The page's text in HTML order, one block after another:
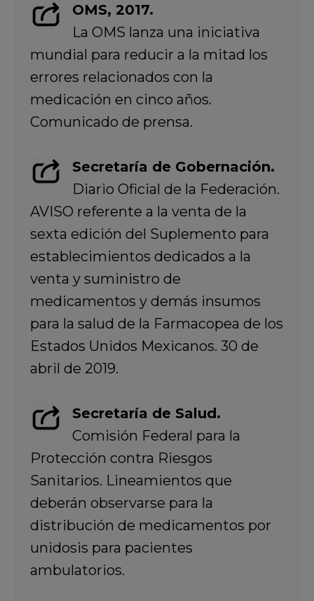
OMS, 2017.
La OMS lanza una iniciativa
mundial para reducir a la mitad los
errores relacionados con la
medicación en cinco años.
Comunicado de prensa.
Secretaría de Gobernación.
Diario Oficial de la Federación.
AVISO referente a la venta de la
sexta edición del Suplemento para
establecimientos dedicados a la
venta y suministro de
medicamentos y demás insumos
para la salud de la Farmacopea de los
Estados Unidos Mexicanos. 30 de
abril de 2019.
Secretaría de Salud.
Comisión Federal para la
Protección contra Riesgos
Sanitarios. Lineamientos que
deberán observarse para la
distribución de medicamentos por
unidosis para pacientes
ambulatorios.